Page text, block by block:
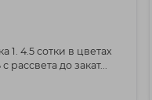
рассвета до закат...